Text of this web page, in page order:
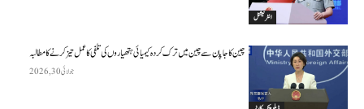
انٹرنیشنل
چین کا جاپان سے چین میں ترک کردہ کیمیائی ہتھیاروں کی تلفی کا عمل تیز کرنے کا مطالبہ
جولائی 30, 2026